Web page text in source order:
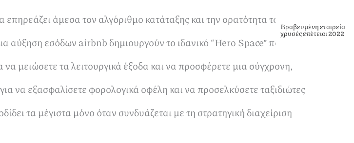
άμεσα τον αλγόριθμο κατάταξης και την ορατότητα του
αύξηση εσόδων airbnb δημιουργούν το ιδανικό “Hero Space” που
μειώσετε τα λειτουργικά έξοδα και να προσφέρετε μια σύγχρονη,
να εξασφαλίσετε φορολογικά οφέλη και να προσελκύσετε ταξιδιώτες
τα μέγιστα μόνο όταν συνδυάζεται με τη στρατηγική διαχείριση
Βραβευμένη εταιρεία
χρυσές επέτειοι 2022